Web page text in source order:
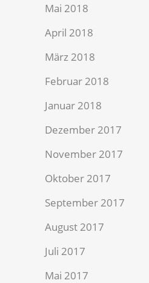
Mai 2018
April 2018
März 2018
Februar 2018
Januar 2018
Dezember 2017
November 2017
Oktober 2017
September 2017
August 2017
Juli 2017
Mai 2017